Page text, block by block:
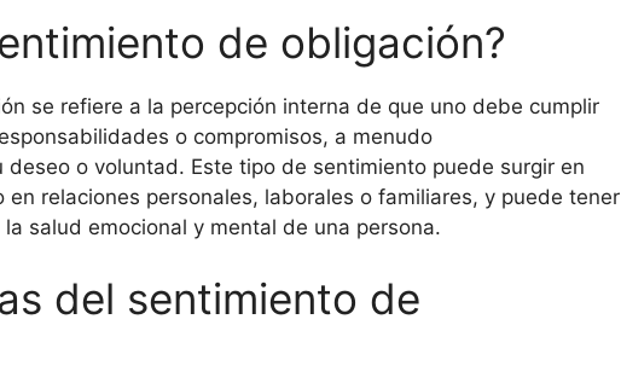
de obligación?
se refiere a la percepción interna de que uno debe cumplir
o compromisos, a menudo
o voluntad. Este tipo de sentimiento puede surgir en
en relaciones personales, laborales o familiares, y puede tener
salud emocional y mental de una persona.
del sentimiento de